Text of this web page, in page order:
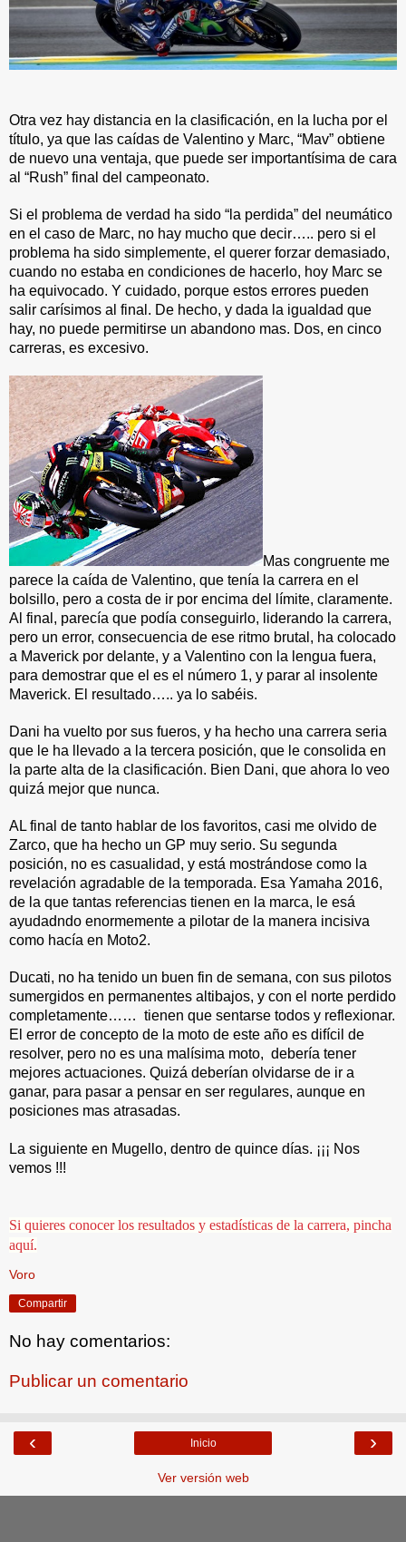
Otra vez hay distancia en la clasificación, en la lucha por el
título, ya que las caídas de Valentino y Marc, “Mav” obtiene
de nuevo una ventaja, que puede ser importantísima de cara
al “Rush” final del campeonato.
Si el problema de verdad ha sido “la perdida” del neumático
en el caso de Marc, no hay mucho que decir….. pero si el
problema ha sido simplemente, el querer forzar demasiado,
cuando no estaba en condiciones de hacerlo, hoy Marc se
ha equivocado. Y cuidado, porque estos errores pueden
salir carísimos al final. De hecho, y dada la igualdad que
hay, no puede permitirse un abandono mas. Dos, en cinco
carreras, es excesivo.
Mas congruente me
parece la caída de Valentino, que tenía la carrera en el
bolsillo, pero a costa de ir por encima del límite, claramente.
Al final, parecía que podía conseguirlo, liderando la carrera,
pero un error, consecuencia de ese ritmo brutal, ha colocado
a Maverick por delante, y a Valentino con la lengua fuera,
para demostrar que el es el número 1, y parar al insolente
Maverick. El resultado….. ya lo sabéis.
Dani ha vuelto por sus fueros, y ha hecho una carrera seria
que le ha llevado a la tercera posición, que le consolida en
la parte alta de la clasificación. Bien Dani, que ahora lo veo
quizá mejor que nunca.
AL final de tanto hablar de los favoritos, casi me olvido de
Zarco, que ha hecho un GP muy serio. Su segunda
posición, no es casualidad, y está mostrándose como la
revelación agradable de la temporada. Esa Yamaha 2016,
de la que tantas referencias tienen en la marca, le esá
ayudadndo enormemente a pilotar de la manera incisiva
como hacía en Moto2.
Ducati, no ha tenido un buen fin de semana, con sus pilotos
sumergidos en permanentes altibajos, y con el norte perdido
completamente……  tienen que sentarse todos y reflexionar.
El error de concepto de la moto de este año es difícil de
resolver, pero no es una malísima moto,  debería tener
mejores actuaciones. Quizá deberían olvidarse de ir a
ganar, para pasar a pensar en ser regulares, aunque en
posiciones mas atrasadas.
La siguiente en Mugello, dentro de quince días. ¡¡¡ Nos
vemos !!!
Si quieres conocer los resultados y estadísticas de la carrera, pincha
aquí.
Voro
Compartir
No hay comentarios:
Publicar un comentario
‹ ›
Inicio
Ver versión web